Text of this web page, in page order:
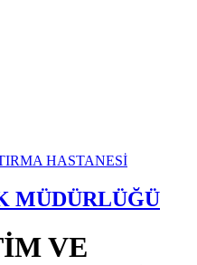
MÜDÜRLÜĞÜ
VE